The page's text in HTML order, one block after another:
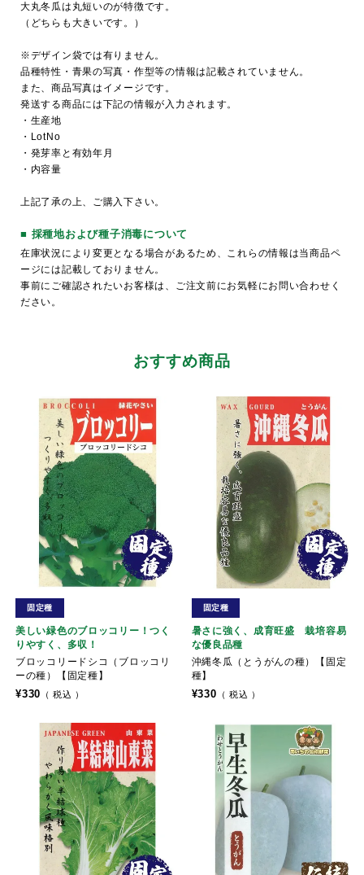
大丸冬瓜は丸短いのが特徴です。
（どちらも大きいです。）
※デザイン袋では有りません。
品種特性・青果の写真・作型等の情報は記載されていません。
また、商品写真はイメージです。
発送する商品には下記の情報が入力されます。
・生産地
・LotNo
・発芽率と有効年月
・内容量
上記了承の上、ご購入下さい。
■ 採種地および種子消毒について
在庫状況により変更となる場合があるため、これらの情報は当商品ペ
ージには記載しておりません。
事前にご確認されたいお客様は、ご注文前にお気軽にお問い合わせく
ださい。
おすすめ商品
美しい緑色のブロッコリー！つく
りやすく、多収！
ブロッコリードシコ（ブロッコリ
ーの種）【固定種】
固定種
¥330 税込
暑さに強く、成育旺盛 栽培容易
な優良品種
沖縄冬瓜（とうがんの種）【固定
種】
固定種
¥330 税込